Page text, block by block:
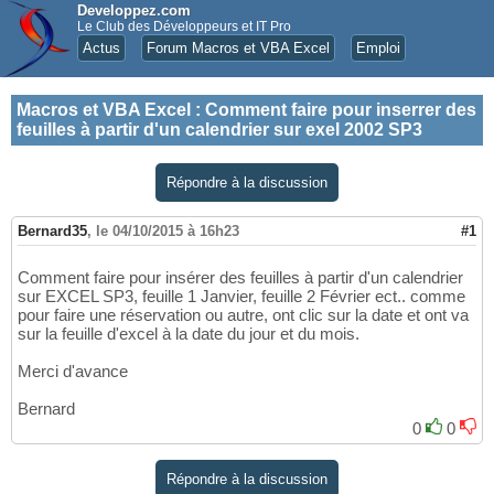
Developpez.com
Le Club des Développeurs et IT Pro
Actus Forum Macros et VBA Excel Emploi
Macros et VBA Excel : Comment faire pour inserrer des
feuilles à partir d'un calendrier sur exel 2002 SP3
Répondre à la discussion
Bernard35, le 04/10/2015 à 16h23 #1
Comment faire pour insérer des feuilles à partir d'un calendrier
sur EXCEL SP3, feuille 1 Janvier, feuille 2 Février ect.. comme
pour faire une réservation ou autre, ont clic sur la date et ont va
sur la feuille d'excel à la date du jour et du mois.
Merci d'avance
Bernard
0
0
Répondre à la discussion